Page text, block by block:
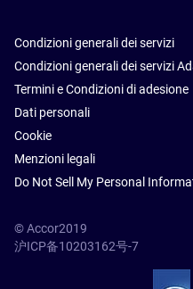
Condizioni generali dei servizi
Condizioni generali dei servizi
Termini e Condizioni di adesione
Dati personali
Cookie
Menzioni legali
Do Not Sell My Personal
© Accor2019
沪ICP备10203162号-7